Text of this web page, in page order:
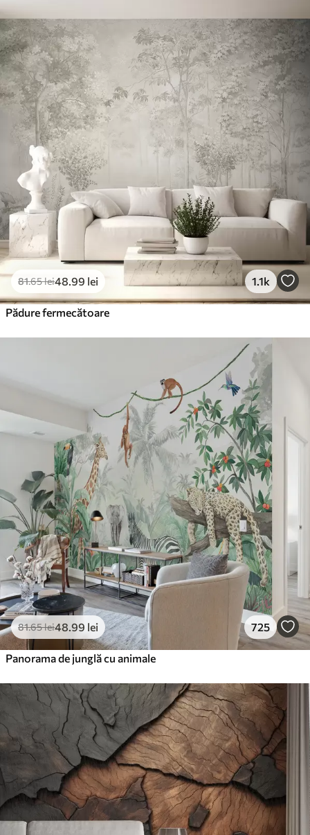
81.65lei48 .99 lei 1.1k
Pădure fermecătoare
81.65lei48 .99 lei 725
Panorama de junglă cu animale